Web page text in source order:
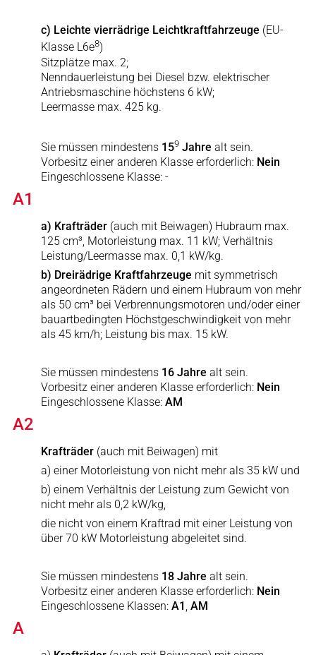
c) Leichte vierrädrige Leichtkraftfahrzeuge (EU-
Klasse L6e8)
Sitzplätze max. 2;
Nenndauerleistung bei Diesel bzw. elektrischer
Antriebsmaschine höchstens 6 kW;
Leermasse max. 425 kg.
Sie müssen mindestens 159Jahre alt sein.
Vorbesitz einer anderen Klasse erforderlich: Nein
Eingeschlossene Klasse: -
A1
a) Krafträder (auch mit Beiwagen) Hubraum max.
125 cm³, Motorleistung max. 11 kW; Verhältnis
Leistung/Leermasse max. 0,1 kW/kg.
b) Dreirädrige Kraftfahrzeuge mit symmetrisch
angeordneten Rädern und einem Hubraum von mehr
als 50 cm³ bei Verbrennungsmotoren und/oder einer
bauartbedingten Höchstgeschwindigkeit von mehr
als 45 km/h; Leistung bis max. 15 kW.
Sie müssen mindestens16 Jahre alt sein.
Vorbesitz einer anderen Klasse erforderlich: Nein
Eingeschlossene Klasse: AM
A2
Krafträder (auch mit Beiwagen) mit
a) einer Motorleistung von nicht mehr als 35 kW und
b) einem Verhältnis der Leistung zum Gewicht von
nicht mehr als 0,2 kW/kg,
die nicht von einem Kraftrad mit einer Leistung von
über 70 kW Motorleistung abgeleitet sind.
Sie müssen mindestens 18 Jahre alt sein.
Vorbesitz einer anderen Klasse erforderlich: Nein
Eingeschlossene Klassen: A1 , AM
A